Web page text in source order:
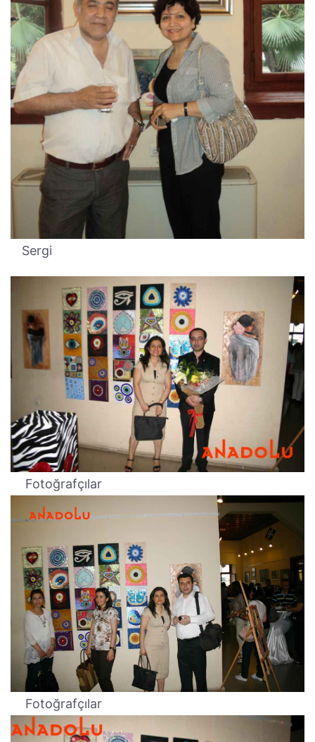
Sergi
Fotoğrafçılar
Fotoğrafçılar